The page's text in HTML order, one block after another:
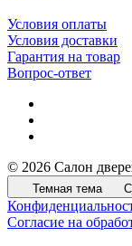
Условия оплаты
Условия доставки
Гарантия на товар
Вопрос-ответ
© 2026 Салон
Темная тема
Согласие на